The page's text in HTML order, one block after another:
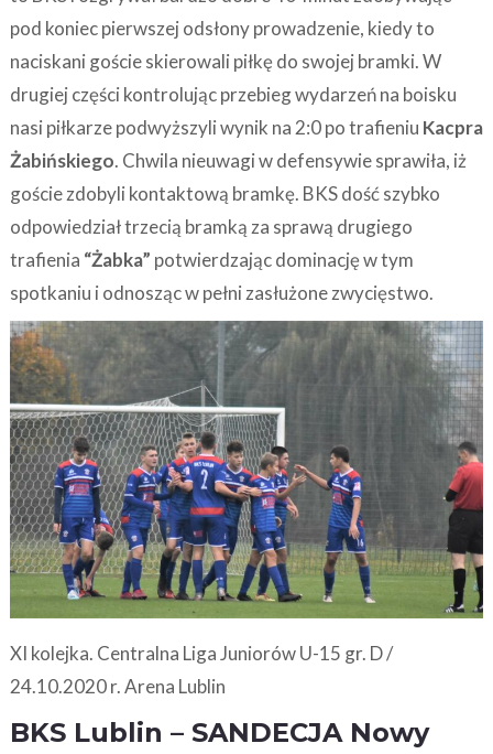
pod koniec pierwszej odsłony prowadzenie, kiedy to
naciskani goście skierowali piłkę do swojej bramki. W
drugiej części kontrolując przebieg wydarzeń na boisku
nasi piłkarze podwyższyli wynik na 2:0 po trafieniu Kacpra
Żabińskiego. Chwila nieuwagi w defensywie sprawiła, iż
goście zdobyli kontaktową bramkę. BKS dość szybko
odpowiedział trzecią bramką za sprawą drugiego
trafienia “Żabka” potwierdzając dominację w tym
spotkaniu i odnosząc w pełni zasłużone zwycięstwo.
XI kolejka. Centralna Liga Juniorów U-15 gr. D /
24.10.2020 r. Arena Lublin
BKS Lublin – SANDECJA Nowy